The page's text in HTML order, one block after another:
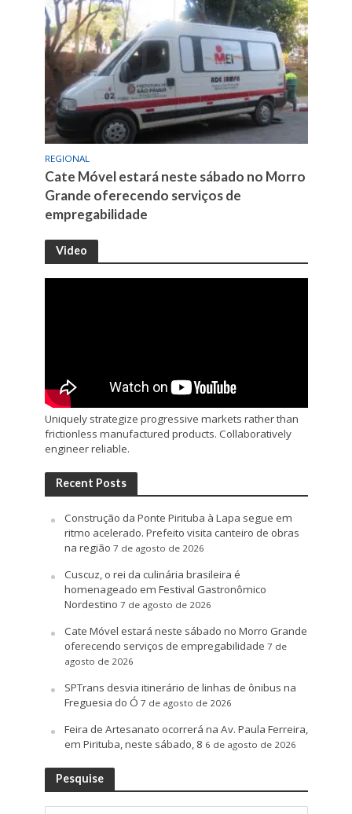
REGIONAL
Cate Móvel estará neste sábado no Morro
Grande oferecendo serviços de
empregabilidade
Video
Uniquely strategize progressive markets rather than
frictionless manufactured products. Collaboratively
engineer reliable.
Recent Posts
Construção da Ponte Pirituba à Lapa segue em
ritmo acelerado. Prefeito visita canteiro de obras
na região 7 de agosto de 2026
Cuscuz, o rei da culinária brasileira é
homenageado em Festival Gastronômico
Nordestino 7 de agosto de 2026
Cate Móvel estará neste sábado no Morro Grande
oferecendo serviços de empregabilidade 7 de
agosto de 2026
SPTrans desvia itinerário de linhas de ônibus na
Freguesia do Ó 7 de agosto de 2026
Feira de Artesanato ocorrerá na Av. Paula Ferreira,
em Pirituba, neste sábado, 8 6 de agosto de 2026
Pesquise